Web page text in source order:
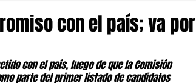
con el país; va por
con el país, luego de que la Comisión
parte del primer listado de candidatos